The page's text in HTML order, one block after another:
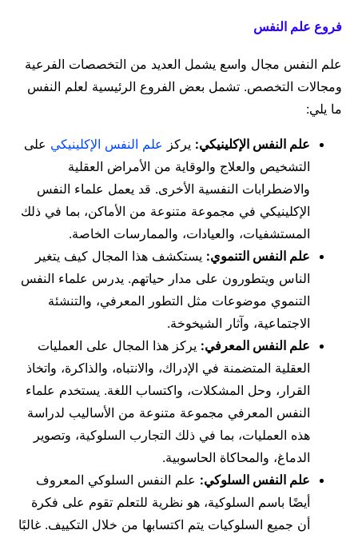
فروع علم النفس
علم النفس مجال واسع يشمل العديد من التخصصات الفرعية
ومجالات التخصص. تشمل بعض الفروع الرئيسية لعلم النفس
ما يلي:
علم النفس الإكلينيكي: يركز علم النفس الإكلينيكي على
التشخيص والعلاج والوقاية من الأمراض العقلية
والاضطرابات النفسية الأخرى. قد يعمل علماء النفس
الإكلينيكي في مجموعة متنوعة من الأماكن، بما في ذلك
المستشفيات، والعيادات، والممارسات الخاصة.
علم النفس التنموي: يستكشف هذا المجال كيف يتغير
الناس ويتطورون على مدار حياتهم. يدرس علماء النفس
التنموي موضوعات مثل التطور المعرفي، والتنشئة
الاجتماعية، وآثار الشيخوخة.
علم النفس المعرفي: يركز هذا المجال على العمليات
العقلية المتضمنة في الإدراك، والانتباه، والذاكرة، واتخاذ
القرار، وحل المشكلات، واكتساب اللغة. يستخدم علماء
النفس المعرفي مجموعة متنوعة من الأساليب لدراسة
هذه العمليات، بما في ذلك التجارب السلوكية، وتصوير
الدماغ، والمحاكاة الحاسوبية.
علم النفس السلوكي: علم النفس السلوكي المعروف
أيضًا باسم السلوكية، هو نظرية للتعلم تقوم على فكرة
أن جميع السلوكيات يتم اكتسابها من خلال التكييف. غالبًا